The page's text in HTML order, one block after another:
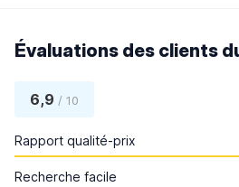
Évaluations des clients
6,9 / 10
Rapport qualité-prix
Recherche facile